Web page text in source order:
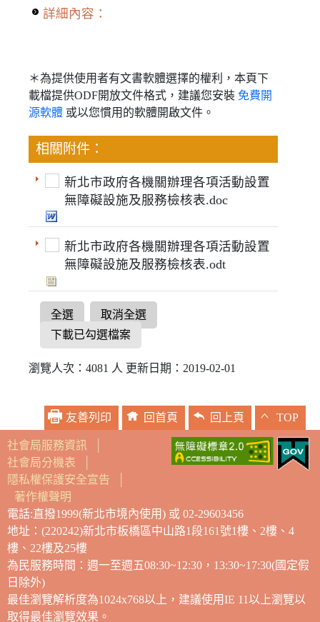
詳細內容：
＊為提供使用者有文書軟體選擇的權利，本頁下
載檔提供ODF開放文件格式，建議您安裝 免費開
源軟體 或以您慣用的軟體開啟文件。
相關附件：
新北市政府各機關辦理各項活動設置
無障礙設施及服務檢核表.doc
新北市政府各機關辦理各項活動設置
無障礙設施及服務檢核表.odt
全選
取消全選
下載已勾選檔案
瀏覽人次：4081 人 更新日期：2019-02-01
友善列印 回首頁 回上頁 TOP
社會局服務資訊
社會局分機表
隱私權保護安全宣告
著作權聲明
電話:直撥1999(新北市境內使用) 或 02-29603456
地址：(220242)新北市板橋區中山路1段161號1樓、2樓、4
樓、22樓及25樓
為民服務時間：週一至週五08:30~12:30，13:30~17:30(國定假
日除外)
最佳瀏覽解析度為1024x768以上，建議使用IE 11以上瀏覽以
取得最佳瀏覽效果。